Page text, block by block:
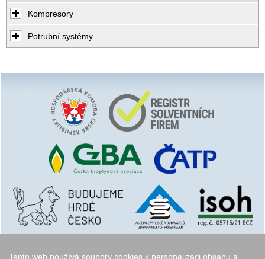
Tento web používá soubory cookies k personalizaci obsahu a
Kompresory
Potrubní systémy